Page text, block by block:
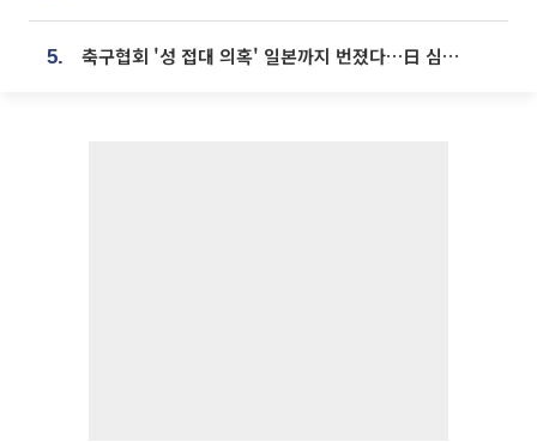
5. 축구협회 '성 접대 의혹' 일본까지 번졌다…日 심판 실명 공개